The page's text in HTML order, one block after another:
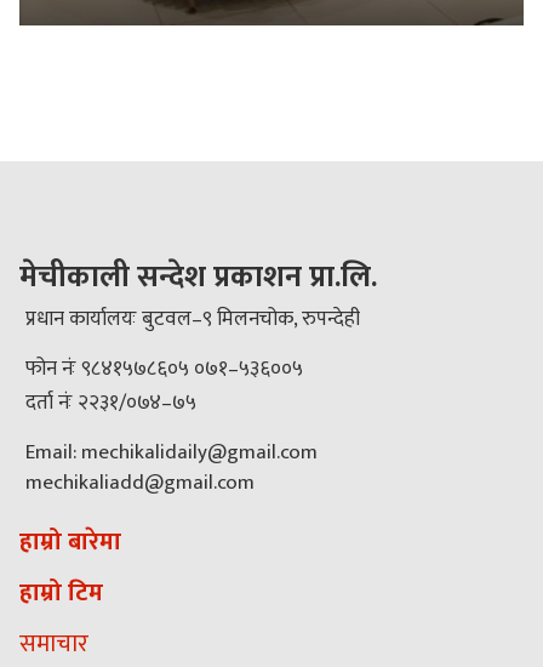
मेचीकाली सन्देश प्रकाशन प्रा.लि.
प्रधान कार्यालयः बुटवल–९ मिलनचोक, रुपन्देही
फोन नंः ९८४१५७८६०५ ०७१–५३६००५
दर्ता नंः २२३१/०७४–७५
Email: mechikalidaily@gmail.com
mechikaliadd@gmail.com
हाम्रो बारेमा
हाम्रो टिम
समाचार